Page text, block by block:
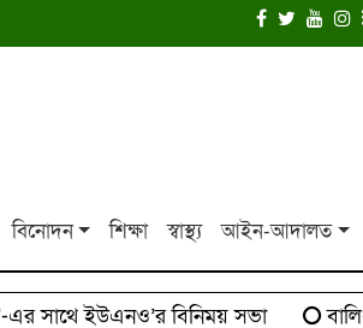
বিনোদন শিক্ষা স্বাস্থ্য আইন-আদালত
ইউএনও’র বিনিময় সভা বালি-